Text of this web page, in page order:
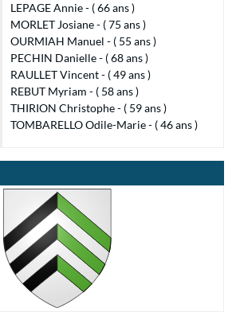
LEPAGE Annie - ( 66 ans )
MORLET Josiane - ( 75 ans )
OURMIAH Manuel - ( 55 ans )
PECHIN Danielle - ( 68 ans )
RAULLET Vincent - ( 49 ans )
REBUT Myriam - ( 58 ans )
THIRION Christophe - ( 59 ans )
TOMBARELLO Odile-Marie - ( 46 ans )